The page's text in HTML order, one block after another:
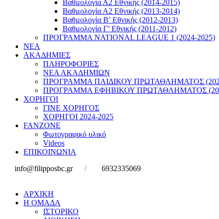
Βαθμολογία Α2 Εθνικής (2014-2015)
Βαθμολογία Α2 Εθνικής (2013-2014)
Βαθμολογία Β’ Εθνικής (2012-2013)
Βαθμολογία Γ’ Εθνικής (2011-2012)
ΠΡΟΓΡΑΜΜΑ NATIONAL LEAGUE 1 (2024-2025)
ΝΕΑ
ΑΚΑΔΗΜΙΕΣ
ΠΛΗΡΟΦΟΡΙΕΣ
ΝΕΑ ΑΚΑΔΗΜΙΩΝ
ΠΡΟΓΡΑΜΜΑ ΠΑΙΔΙΚΟΥ ΠΡΩΤΑΘΛΗΜΑΤΟΣ
ΠΡΟΓΡΑΜΜΑ ΕΦΗΒΙΚΟΥ ΠΡΩΤΑΘΛΗΜΑΤΟΣ
ΧΟΡΗΓΟΙ
ΓΙΝΕ ΧΟΡΗΓΟΣ
ΧΟΡΗΓΟΙ 2024-2025
FANZONE
Φωτογραφικό υλικό
Videos
ΕΠΙΚΟΙΝΩΝΙΑ
info@filipposbc.gr
/ 6932335069
ΑΡΧΙΚΗ
Η ΟΜΑΔΑ
ΙΣΤΟΡΙΚΟ